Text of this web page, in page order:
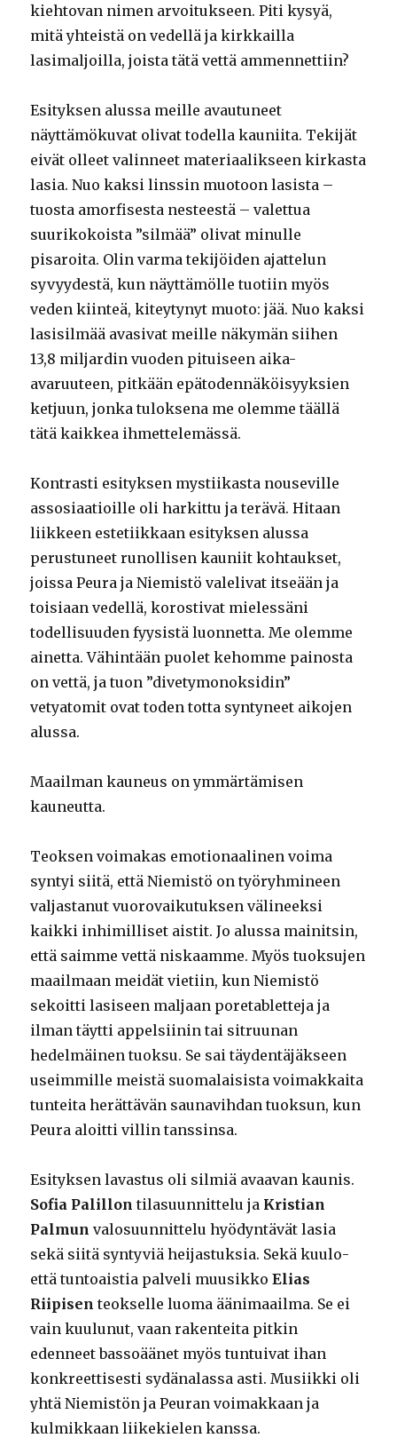
kiehtovan nimen arvoitukseen. Piti kysyä,
mitä yhteistä on vedellä ja kirkkailla
lasimaljoilla, joista tätä vettä ammennettiin?
Esityksen alussa meille avautuneet
näyttämökuvat olivat todella kauniita. Tekijät
eivät olleet valinneet materiaalikseen kirkasta
lasia. Nuo kaksi linssin muotoon lasista –
tuosta amorfisesta nesteestä – valettua
suurikokoista ”silmää” olivat minulle
pisaroita. Olin varma tekijöiden ajattelun
syvyydestä, kun näyttämölle tuotiin myös
veden kiinteä, kiteytynyt muoto: jää. Nuo kaksi
lasisilmää avasivat meille näkymän siihen
13,8 miljardin vuoden pituiseen aika-
avaruuteen, pitkään epätodennäköisyyksien
ketjuun, jonka tuloksena me olemme täällä
tätä kaikkea ihmettelemässä.
Kontrasti esityksen mystiikasta nouseville
assosiaatioille oli harkittu ja terävä. Hitaan
liikkeen estetiikkaan esityksen alussa
perustuneet runollisen kauniit kohtaukset,
joissa Peura ja Niemistö valelivat itseään ja
toisiaan vedellä, korostivat mielessäni
todellisuuden fyysistä luonnetta. Me olemme
ainetta. Vähintään puolet kehomme painosta
on vettä, ja tuon ”divetymonoksidin”
vetyatomit ovat toden totta syntyneet aikojen
alussa.
Maailman kauneus on ymmärtämisen
kauneutta.
Teoksen voimakas emotionaalinen voima
syntyi siitä, että Niemistö on työryhmineen
valjastanut vuorovaikutuksen välineeksi
kaikki inhimilliset aistit. Jo alussa mainitsin,
että saimme vettä niskaamme. Myös tuoksujen
maailmaan meidät vietiin, kun Niemistö
sekoitti lasiseen maljaan poretabletteja ja
ilman täytti appelsiinin tai sitruunan
hedelmäinen tuoksu. Se sai täydentäjäkseen
useimmille meistä suomalaisista voimakkaita
tunteita herättävän saunavihdan tuoksun, kun
Peura aloitti villin tanssinsa.
Esityksen lavastus oli silmiä avaavan kaunis.
Sofia Palillon tilasuunnittelu ja Kristian
Palmun valosuunnittelu hyödyntävät lasia
sekä siitä syntyviä heijastuksia. Sekä kuulo-
että tuntoaistia palveli muusikkoElias
Riipisen teokselle luoma äänimaailma. Se ei
vain kuulunut, vaan rakenteita pitkin
edenneet bassoäänet myös tuntuivat ihan
konkreettisesti sydänalassa asti. Musiikki oli
yhtä Niemistön ja Peuran voimakkaan ja
kulmikkaan liikekielen kanssa.